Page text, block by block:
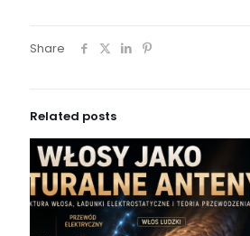
Share
Related posts